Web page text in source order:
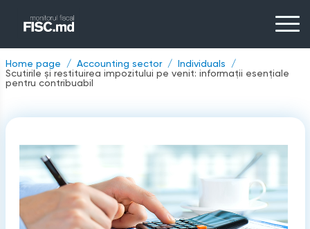
Home page Accounting sector
Individuals
Scutirile și restituirea impozitului pe venit: informații esențiale
pentru contribuabil